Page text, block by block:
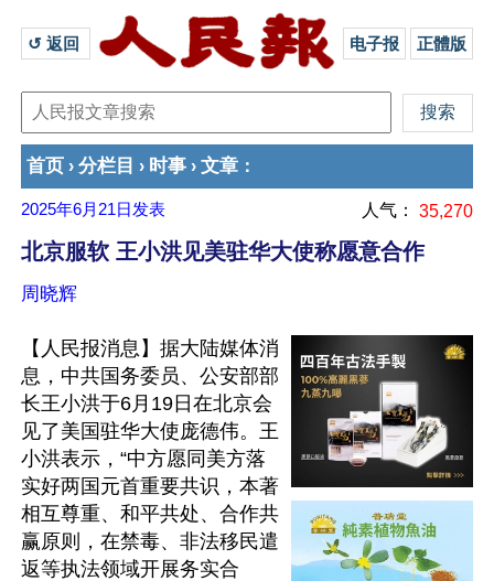
↺ 返回 电子报 正體版
首页 › 分栏目 › 时事 › 文章 ：
2025年6月21日 发表 人气： 35,270
北京服软 王小洪见美驻华大使称愿意合作
周晓辉
【人民报消息】据大陆媒体消
息，中共国务委员、公安部部
长王小洪于6月19日在北京会
见了美国驻华大使庞德伟。王
小洪表示，“中方愿同美方落
实好两国元首重要共识，本著
相互尊重、和平共处、合作共
赢原则，在禁毒、非法移民遣
返等执法领域开展务实合